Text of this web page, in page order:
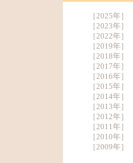
［2025年］
［2023年］
［2022年］
［2019年］
［2018年］
［2017年］
［2016年］
［2015年］
［2014年］
［2013年］
［2012年］
［2011年］
［2010年］
［2009年］